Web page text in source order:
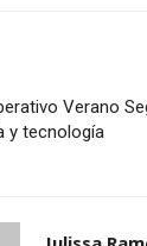
Verano
y tecnología